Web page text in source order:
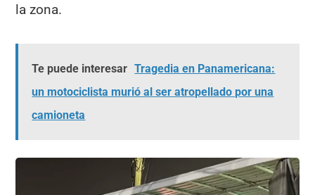
la zona.
Te puede interesar Tragedia en Panamericana:
un motociclista murió al ser atropellado por una
camioneta